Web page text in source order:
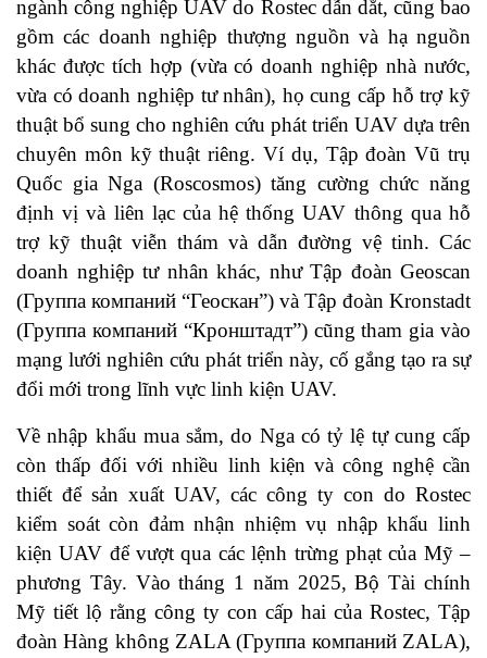
ngành công nghiệp UAV do Rostec dẫn dắt, cũng bao
gồm các doanh nghiệp thượng nguồn và hạ nguồn
khác được tích hợp (vừa có doanh nghiệp nhà nước,
vừa có doanh nghiệp tư nhân), họ cung cấp hỗ trợ kỹ
thuật bổ sung cho nghiên cứu phát triển UAV dựa trên
chuyên môn kỹ thuật riêng. Ví dụ, Tập đoàn Vũ trụ
Quốc gia Nga (Roscosmos) tăng cường chức năng
định vị và liên lạc của hệ thống UAV thông qua hỗ
trợ kỹ thuật viễn thám và dẫn đường vệ tinh. Các
doanh nghiệp tư nhân khác, như Tập đoàn Geoscan
(Группа компаний “Геоскан”) và Tập đoàn Kronstadt
(Группа компаний “Кронштадт”) cũng tham gia vào
mạng lưới nghiên cứu phát triển này, cố gắng tạo ra sự
đổi mới trong lĩnh vực linh kiện UAV.
Về nhập khẩu mua sắm, do Nga có tỷ lệ tự cung cấp
còn thấp đối với nhiều linh kiện và công nghệ cần
thiết để sản xuất UAV, các công ty con do Rostec
kiểm soát còn đảm nhận nhiệm vụ nhập khẩu linh
kiện UAV để vượt qua các lệnh trừng phạt của Mỹ –
phương Tây. Vào tháng 1 năm 2025, Bộ Tài chính
Mỹ tiết lộ rằng công ty con cấp hai của Rostec, Tập
đoàn Hàng không ZALA (Группа компаний ZALA),